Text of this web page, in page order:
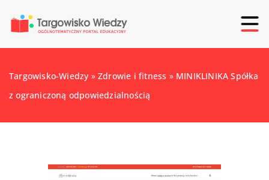
Targowisko-Wiedzy »Zdrowie i fitness » MINIKLINIKA Spółka
z ograniczoną odpowiedzialnością